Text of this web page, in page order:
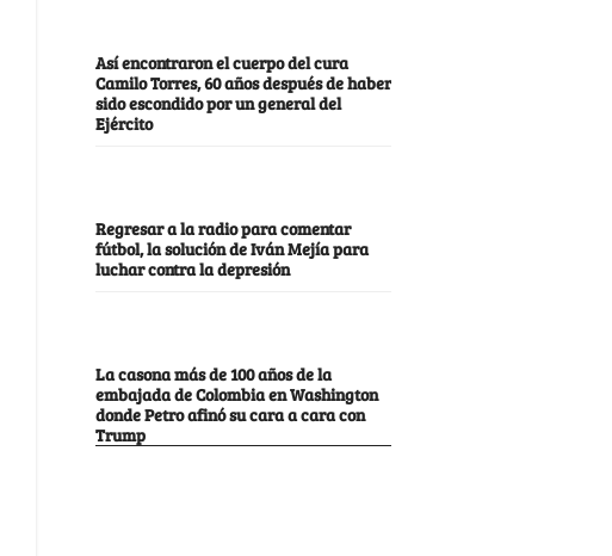
Así encontraron el cuerpo del cura
Camilo Torres, 60 años después de haber
sido escondido por un general del
Ejército
Regresar a la radio para comentar
fútbol, la solución de Iván Mejía para
luchar contra la depresión
La casona más de 100 años de la
embajada de Colombia en Washington
donde Petro afinó su cara a cara con
Trump